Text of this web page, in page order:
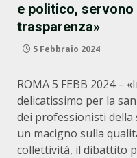
e politico,
trasparenza»
5 Febbraio 2024
ROMA 5 FEBB 2024 –
delicatissimo per la
dei professionisti della
un macigno sulla
collettività, il dibattito